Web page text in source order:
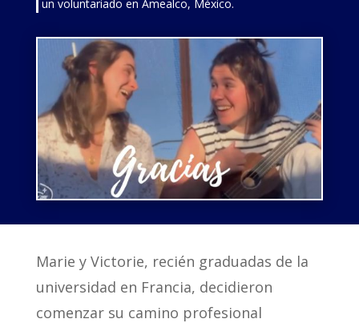
un voluntariado en Amealco, México.
Marie y Victorie, recién graduadas de la
universidad en Francia, decidieron
comenzar su camino profesional